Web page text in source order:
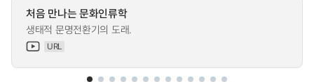
처음 만나는 문화인류학
생태적 문명전환기의 도래.
URL